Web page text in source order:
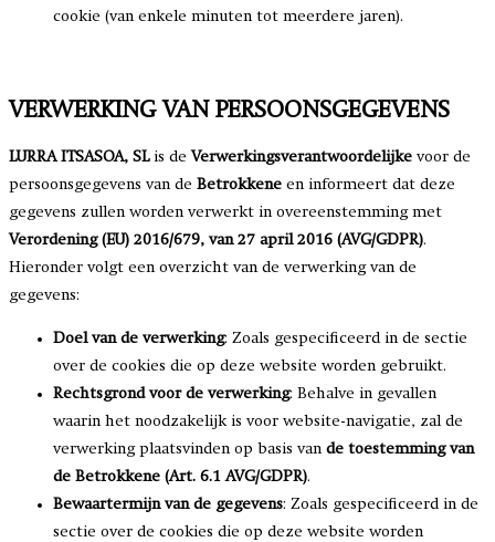
cookie (van enkele minuten tot meerdere jaren).
VERWERKING VAN PERSOONSGEGEVENS
LURRA ITSASOA, SLis de Verwerkingsverantwoordelijke voor de
persoonsgegevens van de Betrokkene en informeert dat deze
gegevens zullen worden verwerkt in overeenstemming met
Verordening (EU) 2016/679, van 27 april 2016 (AVG/GDPR).
Hieronder volgt een overzicht van de verwerking van de
gegevens:
Doel van de verwerking: Zoals gespecificeerd in de sectie
over de cookies die op deze website worden gebruikt.
Rechtsgrond voor de verwerking: Behalve in gevallen
waarin het noodzakelijk is voor website-navigatie, zal de
verwerking plaatsvinden op basis van de toestemming van
de Betrokkene (Art. 6.1 AVG/GDPR).
Bewaartermijn van de gegevens: Zoals gespecificeerd in de
sectie over de cookies die op deze website worden